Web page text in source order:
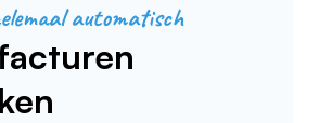
automatisch